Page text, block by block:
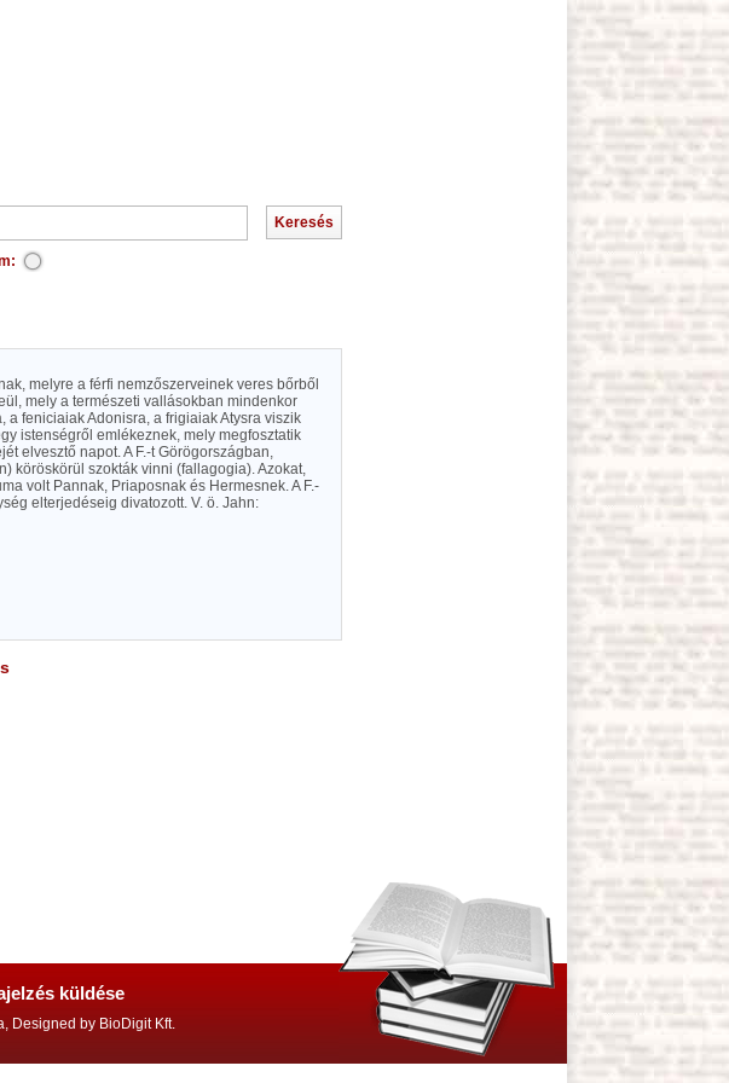
melyre a férfi nemzőszerveinek veres bőrből
mely a természeti vallásokban mindenkor
a feniciaiak Adonisra, a frigiaiak Atysra viszik
istenségről emlékeznek, mely megfosztatik
elvesztő napot. A F.-t Görögországban,
köröskörül szokták vinni (fallagogia). Azokat,
volt Pannak, Priaposnak és Hermesnek. A F.-
elterjedéseig divatozott. V. ö. Jahn:
küldése
Designed by BioDigit Kft.